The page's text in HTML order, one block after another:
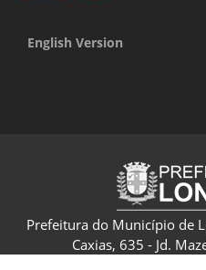
English Version
Prefeitura do Município de
Caxias, 635 - Jd.